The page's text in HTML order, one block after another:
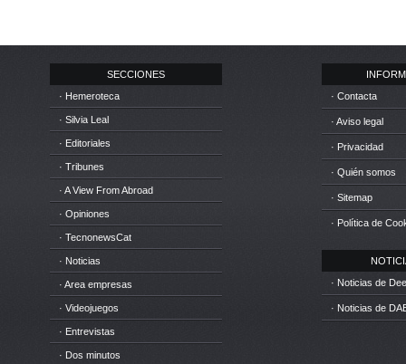
SECCIONES
· Hemeroteca
· Silvia Leal
· Editoriales
· Tribunes
· A View From Abroad
· Opiniones
· TecnonewsCat
· Noticias
· Area empresas
· Videojuegos
· Entrevistas
· Dos minutos
· Contacta
· Aviso legal
· Privacidad
· Quién somos
· Sitemap
· Política de
· Noticias de
· Noticias de